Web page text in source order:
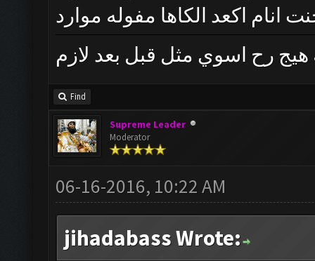
انام اكعد الكاها مفوله موارد
هيج رح اسوي مثل قبل بعد لازم
Find
Supreme Leader
Moderator
06-16-2016, 10:22 AM
jihadabass Wrote: